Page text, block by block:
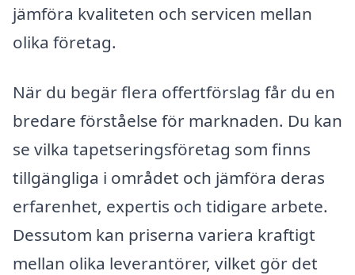
jämföra kvaliteten och servicen mellan
olika företag.
När du begär flera offertförslag får du en
bredare förståelse för marknaden. Du kan
se vilka tapetseringsföretag som finns
tillgängliga i området och jämföra deras
erfarenhet, expertis och tidigare arbete.
Dessutom kan priserna variera kraftigt
mellan olika leverantörer, vilket gör det